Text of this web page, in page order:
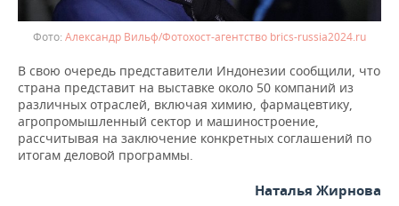
Александр Вильф/Фотохост-агентство brics-russia2024.ru
В свою очередь представители Индонезии сообщили, что
страна представит на выставке около 50 компаний из
различных отраслей, включая химию, фармацевтику,
агропромышленный сектор и машиностроение,
рассчитывая на заключение конкретных соглашений по
итогам деловой программы.
Наталья Жирнова